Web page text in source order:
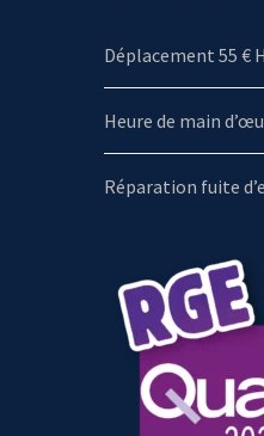
Déplacement 55 €
Heure de main
Réparation fuite